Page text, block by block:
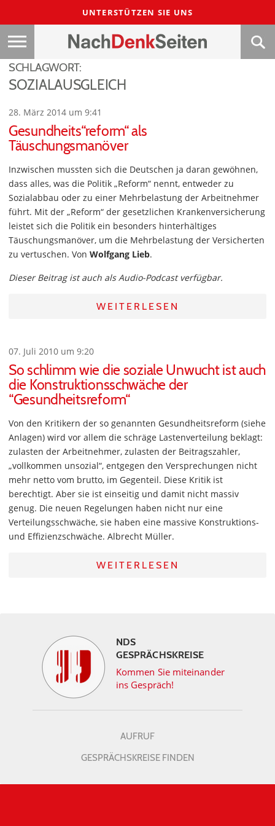
UNTERSTÜTZEN SIE UNS
SCHLAGWORT:
SOZIALAUSGLEICH
28. März 2014 um 9:41
Gesundheits“reform“ als
Täuschungsmanöver
Inzwischen mussten sich die Deutschen ja daran gewöhnen,
dass alles, was die Politik „Reform“ nennt, entweder zu
Sozialabbau oder zu einer Mehrbelastung der Arbeitnehmer
führt. Mit der „Reform“ der gesetzlichen Krankenversicherung
leistet sich die Politik ein besonders hinterhältiges
Täuschungsmanöver, um die Mehrbelastung der Versicherten
zu vertuschen. Von Wolfgang Lieb.
Dieser Beitrag ist auch als Audio-Podcast verfügbar.
WEITERLESEN
07. Juli 2010 um 9:20
So schlimm wie die soziale Unwucht ist auch
die Konstruktionsschwäche der
“Gesundheitsreform“
Von den Kritikern der so genannten Gesundheitsreform (siehe
Anlagen) wird vor allem die schräge Lastenverteilung beklagt:
zulasten der Arbeitnehmer, zulasten der Beitragszahler,
„vollkommen unsozial“, entgegen den Versprechungen nicht
mehr netto vom brutto, im Gegenteil. Diese Kritik ist
berechtigt. Aber sie ist einseitig und damit nicht massiv
genug. Die neuen Regelungen haben nicht nur eine
Verteilungsschwäche, sie haben eine massive Konstruktions-
und Effizienzschwäche. Albrecht Müller.
WEITERLESEN
NDS
GESPRÄCHSKREISE
Kommen Sie miteinander
ins Gespräch!
AUFRUF
GESPRÄCHSKREISE FINDEN